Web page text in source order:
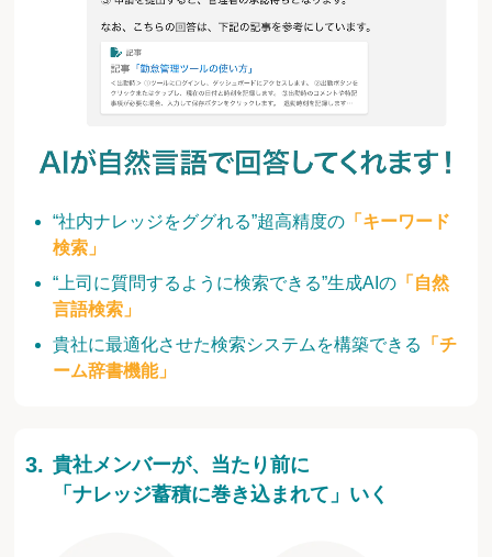
“社内ナレッジをググれる”超高精度の 「キーワード
検索」
“上司に質問するように検索できる”生成AIの 「自然
言語検索」
貴社に最適化させた検索システムを構築できる
「チ
ーム辞書機能」
貴社メンバーが、当たり前に
「ナレッジ蓄積に巻き込まれて」いく